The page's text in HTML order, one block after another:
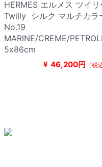
HERMES エルメス ツイリ
Twilly シルク マルチカラ
No.19
MARINE/CREME/
5x86cm
¥ 46,200円 （税